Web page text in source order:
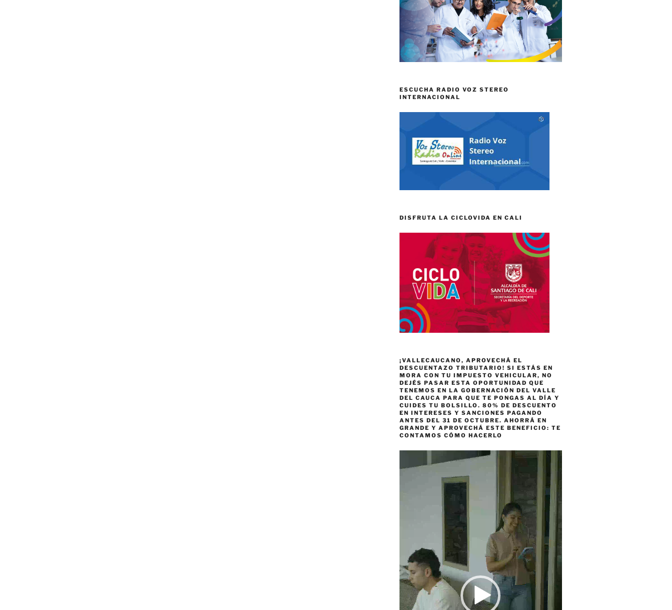
ESCUCHA RADIO VOZ STEREO
INTERNACIONAL
DISFRUTA LA CICLOVIDA EN CALI
¡VALLECAUCANO, APROVECHÁ EL
DESCUENTAZO TRIBUTARIO! SI ESTÁS EN
MORA CON TU IMPUESTO VEHICULAR, NO
DEJÉS PASAR ESTA OPORTUNIDAD QUE
TENEMOS EN LA GOBERNACIÓN DEL VALLE
DEL CAUCA PARA QUE TE PONGAS AL DÍA Y
CUIDES TU BOLSILLO. 80% DE DESCUENTO
EN INTERESES Y SANCIONES PAGANDO
ANTES DEL 31 DE OCTUBRE. AHORRÁ EN
GRANDE Y APROVECHÁ ESTE BENEFICIO: TE
CONTAMOS CÓMO HACERLO
de